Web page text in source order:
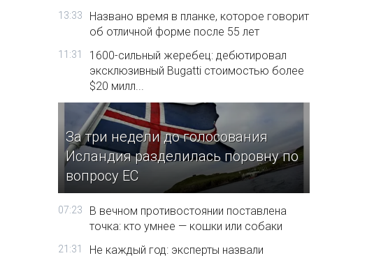
13:33
Названо время в планке, которое говорит
об отличной форме после 55 лет
11:31
1600-сильный жеребец: дебютировал
эксклюзивный Bugatti стоимостью более
$20 милл...
За три недели до голосования
Исландия разделилась поровну по
вопросу ЕС
07:23
В вечном противостоянии поставлена
точка: кто умнее — кошки или собаки
21:31
Не каждый год: эксперты назвали